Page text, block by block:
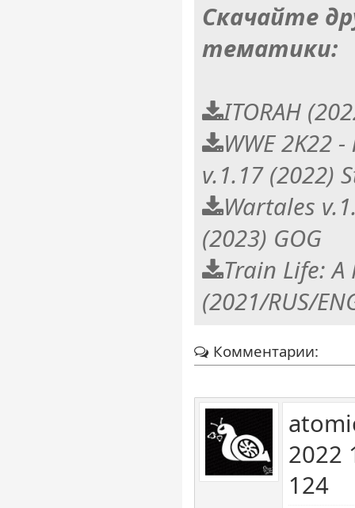
Скачайте
тематики:
ITORAH
WWE 2K22
v.1.17 (2022)
Wartales
(2023) GOG
Train Life:
(2021/RUS/
Комментарии:
2022
124